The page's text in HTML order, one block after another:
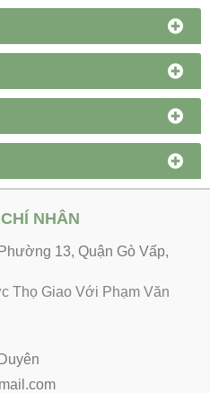
NHÂN
13, Quận Gò Vấp,
Thọ Giao Với Phạm Văn